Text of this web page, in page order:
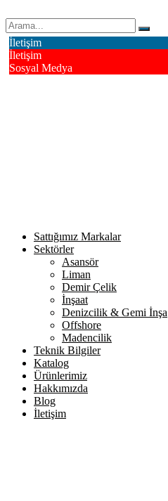
İletişim
İletişim
Sosyal Medya
Sattığımız Markalar
Sektörler
Asansör
Liman
Demir Çelik
İnşaat
Denizcilik & Gemi İnşa
Offshore
Madencilik
Teknik Bilgiler
Katalog
Ürünlerimiz
Hakkımızda
Blog
İletişim